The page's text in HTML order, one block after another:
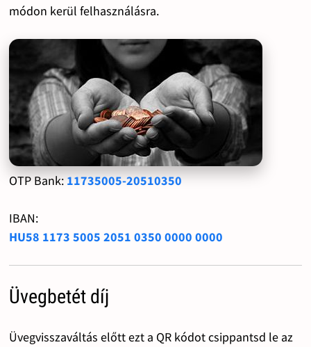
módon kerül felhasználásra.
OTP Bank: 11735005-20510350
IBAN:
HU58 1173 5005 2051 0350 0000 0000
Üvegbetét díj
Üvegvisszaváltás előtt ezt a QR kódot csippantsd le az